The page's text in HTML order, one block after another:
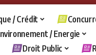
/ Crédit
/ Energie
Droit Public